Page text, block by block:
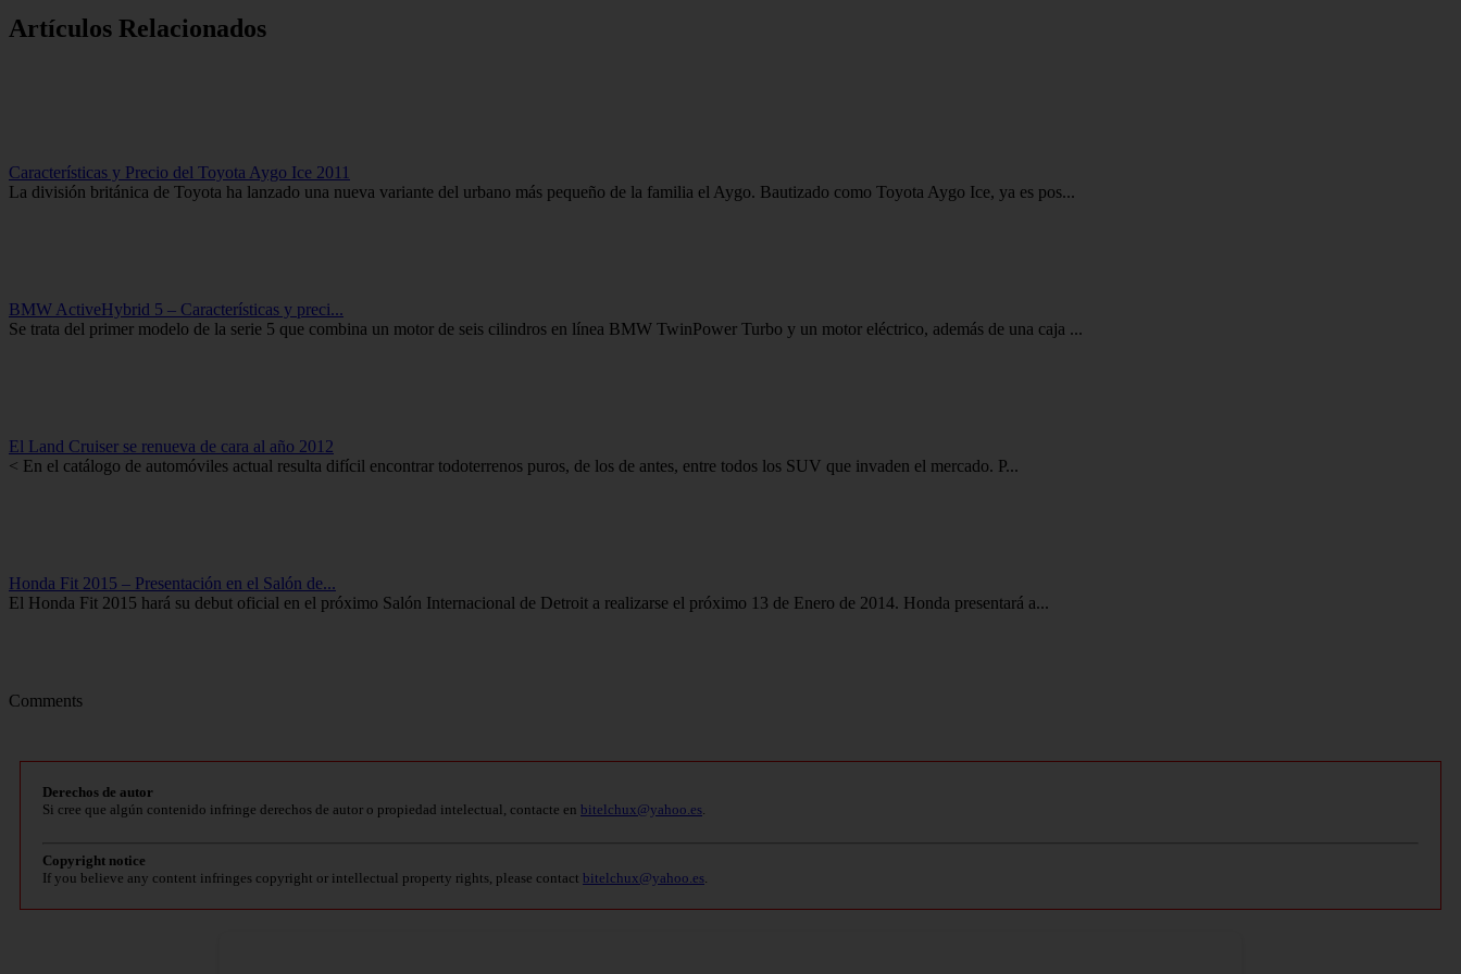
Artículos Relacionados
Características y Precio del Toyota Aygo Ice 2011
La división británica de Toyota ha lanzado una nueva variante del urbano más pequeño de la familia el Aygo. Bautizado como Toyota Aygo Ice, ya es pos...
BMW ActiveHybrid 5 – Características y preci...
Se trata del primer modelo de la serie 5 que combina un motor de seis cilindros en línea BMW TwinPower Turbo y un motor eléctrico, además de una caja ...
El Land Cruiser se renueva de cara al año 2012
< En el catálogo de automóviles actual resulta difícil encontrar todoterrenos puros, de los de antes, entre todos los SUV que invaden el mercado. P...
Honda Fit 2015 – Presentación en el Salón de...
El Honda Fit 2015 hará su debut oficial en el próximo Salón Internacional de Detroit a realizarse el próximo 13 de Enero de 2014. Honda presentará a...
Comments
Derechos de autor
Si cree que algún contenido infringe derechos de autor o propiedad intelectual, contacte en bitelchux@yahoo.es
Copyright notice
If you believe any content infringes copyright or intellectual property rights, please contact bitelchux@yahoo.es